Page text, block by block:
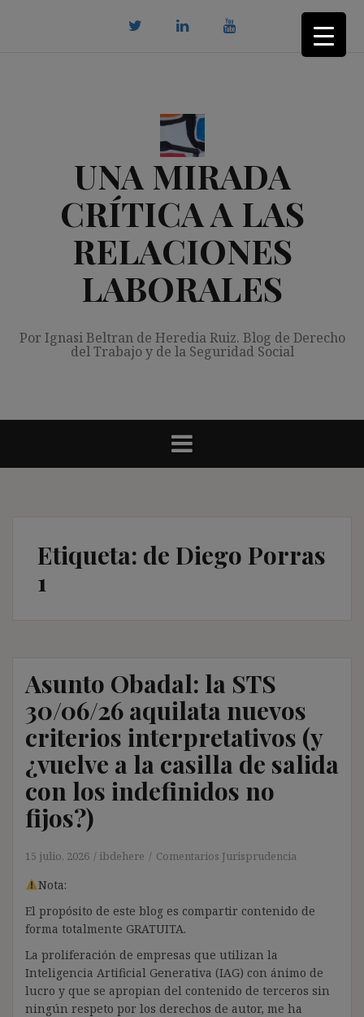
UNA MIRADA
CRÍTICA A LAS
RELACIONES
LABORALES
Por Ignasi Beltran de Heredia Ruiz. Blog de Derecho
del Trabajo y de la Seguridad Social
Etiqueta: de Diego Porras
1
Asunto Obadal: la STS
30/06/26 aquilata nuevos
criterios interpretativos (y
¿vuelve a la casilla de salida
con los indefinidos no
fijos?)
15 julio, 2026 ibdehere Comentarios Jurisprudencia
Nota:
El propósito de este blog es compartir contenido de
forma totalmente GRATUITA.
La proliferación de empresas que utilizan la
Inteligencia Artificial Generativa (IAG) con ánimo de
lucro y que se apropian del contenido de terceros sin
ningún respeto por los derechos de autor, me ha